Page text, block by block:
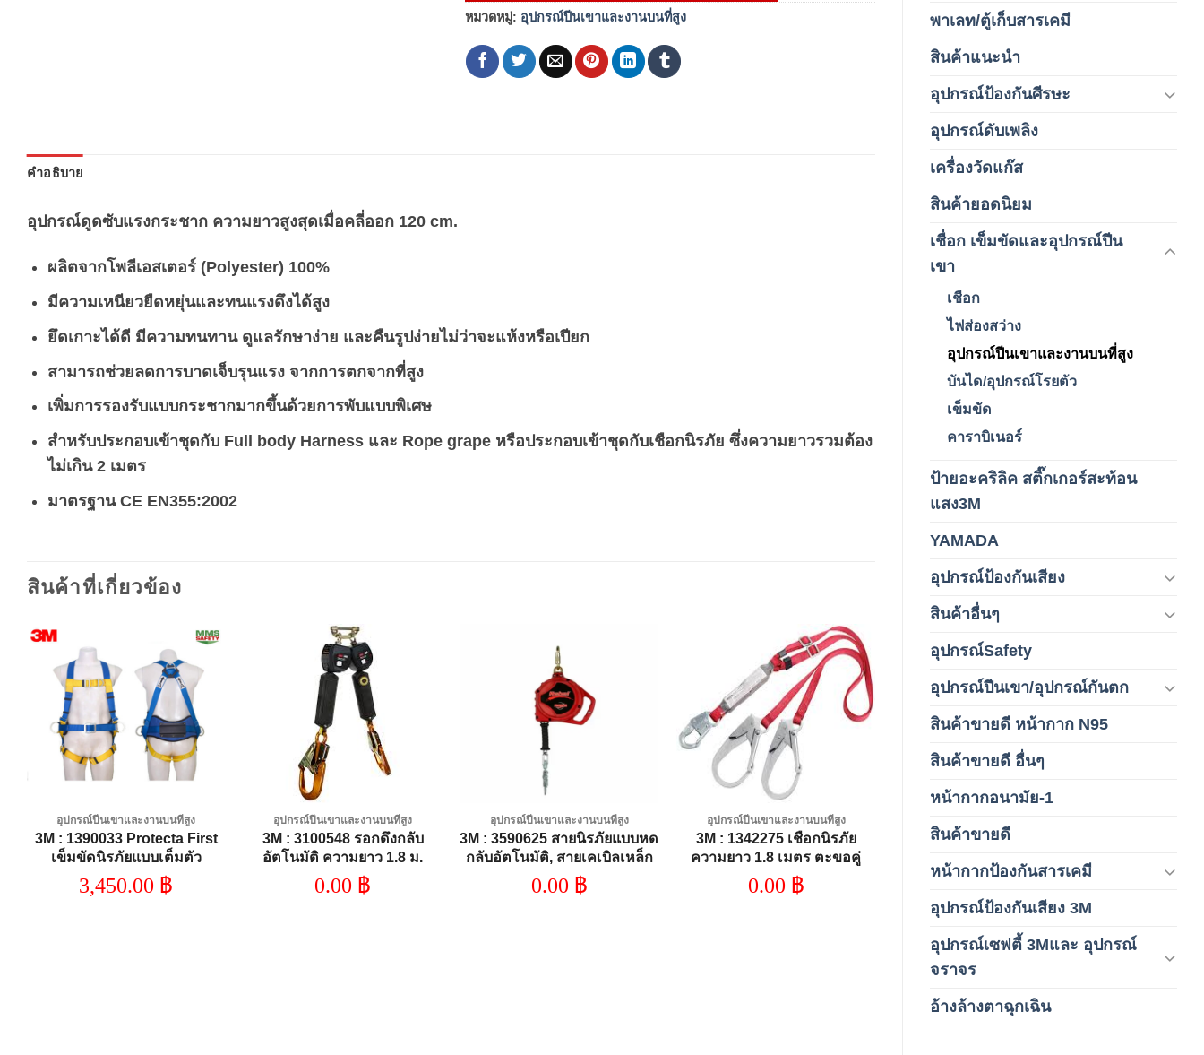
พาเลท/ตู้เก็บสารเคมี
สินค้าแนะนำ
อุปกรณ์ป้องกันศีรษะ
อุปกรณ์ดับเพลิง
เครื่องวัดแก๊ส
สินค้ายอดนิยม
เชื่อก เข็มขัดและอุปกรณ์ปีน
เขา
เชือก
ไฟส่องสว่าง
อุปกรณ์ปีนเขาและงานบนที่สูง
บันได/อุปกรณ์โรยตัว
เข็มขัด
คาราบิเนอร์
ป้ายอะคริลิค สติ๊กเกอร์สะท้อน
แสง3M
YAMADA
อุปกรณ์ป้องกันเสียง
สินค้าอื่นๆ
อุปกรณ์Safety
อุปกรณ์ปีนเขา/อุปกรณ์กันตก
สินค้าขายดี หน้ากาก N95
สินค้าขายดี อื่นๆ
หน้ากากอนามัย-1
สินค้าขายดี
หน้ากากป้องกันสารเคมี
อุปกรณ์ป้องกันเสียง 3M
อุปกรณ์เซฟตี้ 3Mและ อุปกรณ์
จราจร
อ้างล้างตาฉุกเฉิน
หมวดหมู่: อุปกรณ์ปีนเขาและงานบนที่สูง
คำอธิบาย
อุปกรณ์ดูดซับแรงกระชาก ความยาวสูงสุดเมื่อคลี่ออก 120 cm.
ผลิตจากโพลีเอสเตอร์ (Polyester) 100%
มีความเหนียวยืดหยุ่นและทนแรงดึงได้สูง
ยึดเกาะได้ดี มีความทนทาน ดูแลรักษาง่าย และคืนรูปง่ายไม่ว่าจะแห้งหรือเปียก
สามารถช่วยลดการบาดเจ็บรุนแรง จากการตกจากที่สูง
เพิ่มการรองรับแบบกระชากมากขึ้นด้วยการพับแบบพิเศษ
สำหรับประกอบเข้าชุดกับ Full body Harness และ Rope grape หรือประกอบเข้าชุดกับเชือกนิรภัย ซึ่งความยาวรวมต้อง
ไม่เกิน 2 เมตร
มาตรฐาน CE EN355:2002
สินค้าที่เกี่ยวข้อง
Add to
wishlist
อุปกรณ์ปีนเขาและงานบนที่สูง
3M : 1390033 Protecta First
เข็มขัดนิรภัยแบบเต็มตัว
3,450.00 ฿
อุปกรณ์ปีนเขาและงานบนที่สูง
3M : 3100548 รอกดึงกลับ
อัตโนมัติ ความยาว 1.8 ม.
ชนิด2 ตะขอ วัสดุอะลูมิเนียม
0.00 ฿
อุปกรณ์ปีนเขาและงานบนที่สูง
3M : 3590625 สายนิรภัยแบบหด
กลับอัตโนมัติ, สายเคเบิลเหล็ก
กัลวาไนซ์ ยาว 10 เมตร
0.00 ฿
Add to
wishlist
อุปกรณ์ปีนเขาและงานบนที่สูง
3M : 1342275 เชือกนิรภัย
ความยาว 1.8 เมตร ตะขอคู่
0.00 ฿